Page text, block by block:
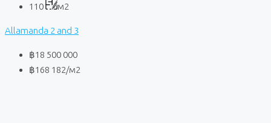
110
м2
Allamanda 2 and 3
฿18 500 000
฿168 182/м2